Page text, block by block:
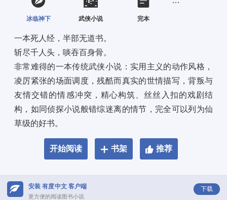
冰临神下 武侠小说 完本
一本死人经，半部无道书。
斩尽千人头，啖吞百身骨。
非常难得的一本传统武侠小说：实用主义的动作风格，
凌厉紧张的场面调度，残酷而真实的世情描写，背叛与
友情交错的情感冲突，精心构筑、丝丝入扣的戏剧结
构，如同侦探小说般错综迷离的情节，完全可以列为仙
草级的好书。
开始阅读 书架 推荐
安装 有度中文 客户端
更方便的阅读图书小说
下载